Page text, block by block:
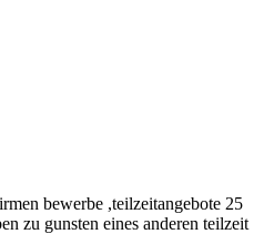
bewerbe ,teilzeitangebote 25
zu gunsten eines anderen teilzeit